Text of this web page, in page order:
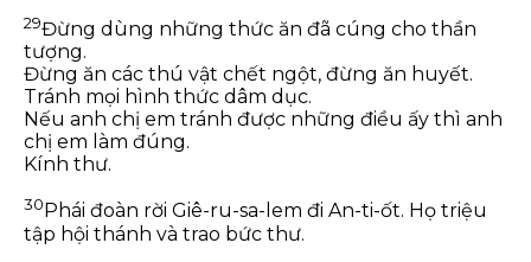
29Đừng dùng những thức ăn đã cúng cho thần
tượng.
Đừng ăn các thú vật chết ngột, đừng ăn huyết.
Tránh mọi hình thức dâm dục.
Nếu anh chị em tránh được những điều ấy thì anh
chị em làm đúng.
Kính thư.
30Phái đoàn rời Giê-ru-sa-lem đi An-ti-ốt. Họ triệu
tập hội thánh và trao bức thư.